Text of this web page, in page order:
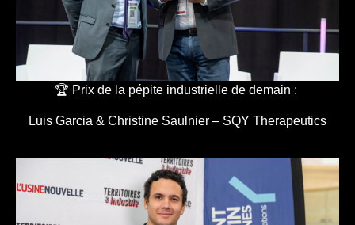
🏆 Prix de la pépite industrielle de demain :
Luis Garcia & Christine Saulnier – SQY Therapeutics